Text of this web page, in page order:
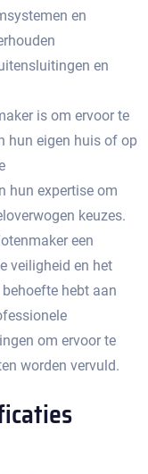
en
en
is om ervoor te
hun eigen huis of op
hun expertise om
keuzes.​
een
veiligheid en het
hebt aan
om ervoor te
worden vervuld.​